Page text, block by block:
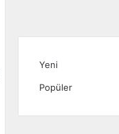
Yeni
Popüler